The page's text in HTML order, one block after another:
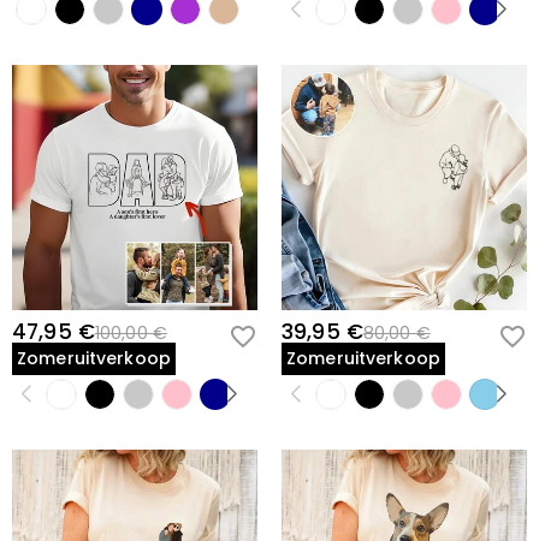
47,95 €100,00 €
Zomeruitverkoop
39,95 €80,00 €
Zomeruitverkoop